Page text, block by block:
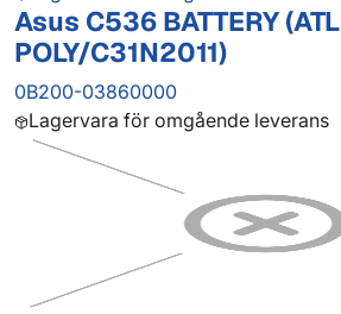
Asus C536 BATTERY (ATL
POLY/C31N2011)
0B200-03860000
Lagervara för omgående leverans